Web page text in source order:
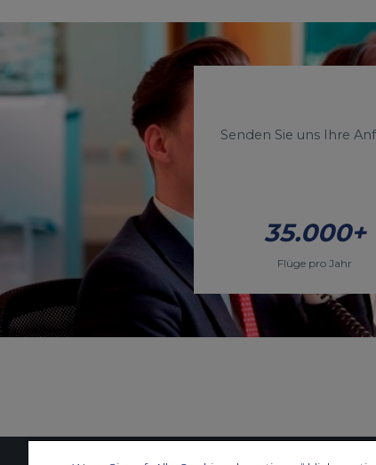
Senden Sie uns Ihre
35.000+
Flüge pro Jahr